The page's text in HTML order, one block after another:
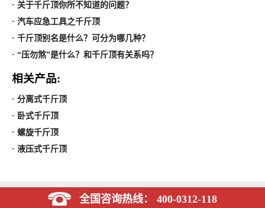
· 关于千斤顶你所不知道的问题？
· 汽车应急工具之千斤顶
· 千斤顶别名是什么？可分为哪几种？
· “压勿煞”是什么？和千斤顶有关系吗？
相关产品:
· 分离式千斤顶
· 卧式千斤顶
· 螺旋千斤顶
· 液压式千斤顶
全国咨询热线： 400-0312-118